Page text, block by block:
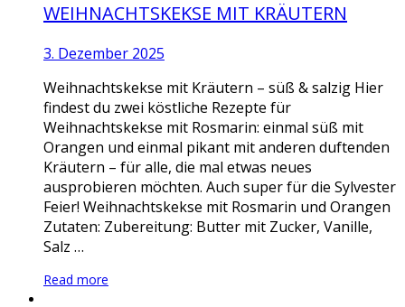
WEIHNACHTSKEKSE MIT KRÄUTERN
3. Dezember 2025
Weihnachtskekse mit Kräutern – süß & salzig Hier
findest du zwei köstliche Rezepte für
Weihnachtskekse mit Rosmarin: einmal süß mit
Orangen und einmal pikant mit anderen duftenden
Kräutern – für alle, die mal etwas neues
ausprobieren möchten. Auch super für die Sylvester
Feier! Weihnachtskekse mit Rosmarin und Orangen
Zutaten: Zubereitung: Butter mit Zucker, Vanille,
Salz …
Read more